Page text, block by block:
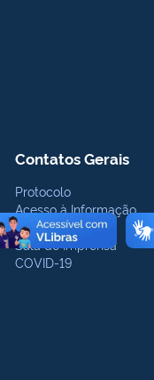
Contatos Gerais
Protocolo
Acesso à Informação
Ouvidoria
Sala de Imprensa
COVID-19